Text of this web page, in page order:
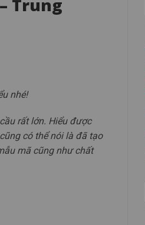
Trung
nhé!
rất lớn. Hiểu được
có thể nói là đã tạo
mã cũng như chất